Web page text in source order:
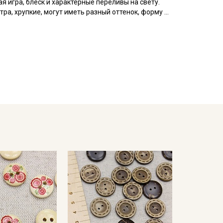
блеск и характерные переливы на свету.
хрупкие, могут иметь разный оттенок, форму и
написать об этом в комментарии к заказу.